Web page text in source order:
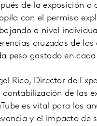
de la exposición
con el permiso
a nivel
cruzadas de
peso gastado en
Rico, Director de
contabilización de las
es vital para los
y el impacto de